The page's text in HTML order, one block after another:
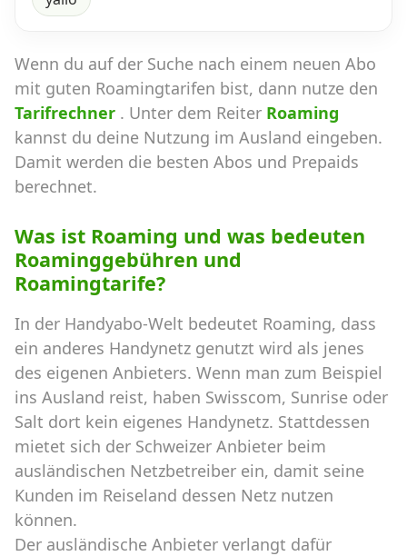
Wenn du auf der Suche nach einem neuen Abo
mit guten Roamingtarifen bist, dann nutze den
Tarifrechner . Unter dem Reiter Roaming
kannst du deine Nutzung im Ausland eingeben.
Damit werden die besten Abos und Prepaids
berechnet.
Was ist Roaming und was bedeuten
Roaminggebühren und
Roamingtarife?
In der Handyabo-Welt bedeutet Roaming, dass
ein anderes Handynetz genutzt wird als jenes
des eigenen Anbieters. Wenn man zum Beispiel
ins Ausland reist, haben Swisscom, Sunrise oder
Salt dort kein eigenes Handynetz. Stattdessen
mietet sich der Schweizer Anbieter beim
ausländischen Netzbetreiber ein, damit seine
Kunden im Reiseland dessen Netz nutzen
können.
Der ausländische Anbieter verlangt dafür